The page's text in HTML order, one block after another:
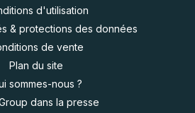
d'utilisation
& protections des données
de vente
Plan du site
sommes-nous ?
dans la presse